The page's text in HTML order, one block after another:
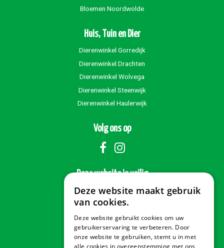
Bloemen Noordwolde
Huis, Tuin en Dier
Dierenwinkel Gorredijk
Dierenwinkel Drachten
Dierenwinkel Wolvega
Dierenwinkel Steenwijk
Dierenwinkel Haulerwijk
Volg ons op
Deze website is veilig
Veilig betalen
Deze website maakt gebruik
van cookies.
Deze website gebruikt cookies om uw
gebruikerservaring te verbeteren. Door
onze website te gebruiken, stemt u in met
alle cookies in overeenstemming met ons